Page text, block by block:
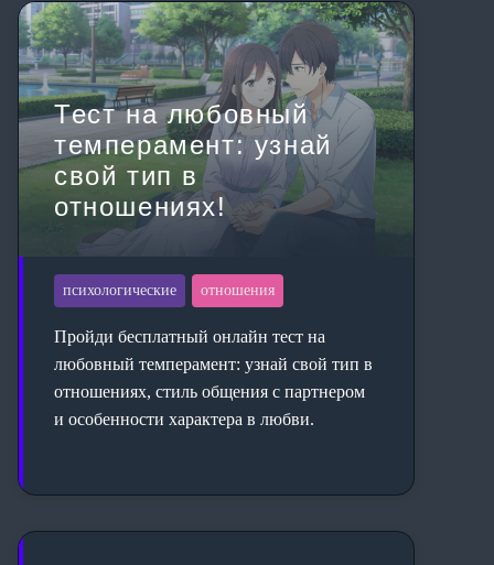
Тест на любовный
темперамент: узнай
свой тип в
отношениях!
психологические отношения
Пройди бесплатный онлайн тест на
любовный темперамент: узнай свой тип в
отношениях, стиль общения с партнером
и особенности характера в любви.